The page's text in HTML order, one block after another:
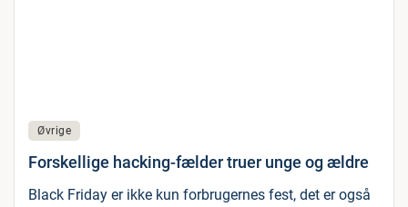
Øvrige
Forskellige hacking-fælder truer unge og ældre
Black Friday er ikke kun forbrugernes fest, det er også